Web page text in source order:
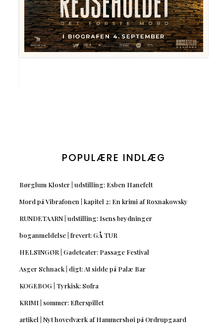
POPULÆRE INDLÆG
Børglum Kloster | udstilling: Esben Hanefelt
Mord på Vibrafonen | kapitel 2: En krimi af Roxnakowsky
RUNDETAARN | udstilling: Isens brydninger
boganmeldelse | frevert: GÅ TUR
HELSINGØR | Gadeteater: Passage Festival
Asger Schnack | digt: At sidde på Palæ Bar
KOGEBOG | Tyrkisk: Sofra
KRIMI | sommer: Efterspillet
artikel | Nyt hovedværk af Hammershøi på Ordrupgaard